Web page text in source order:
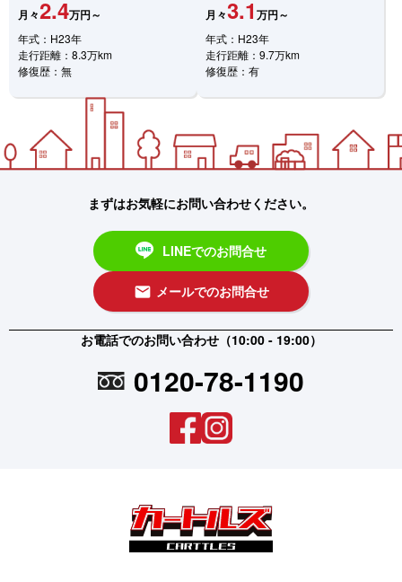
月々2.4万円～
年式：H23年
走行距離：8.3万km
修復歴：無
月々3.1 万円～
年式：H23年
走行距離：9.7万km
修復歴：有
まずはお気軽にお問い合わせください。
LINEでのお問合せ
email メールでのお問合せ
お電話でのお問い合わせ（10:00 - 19:00）
0120-78-1190